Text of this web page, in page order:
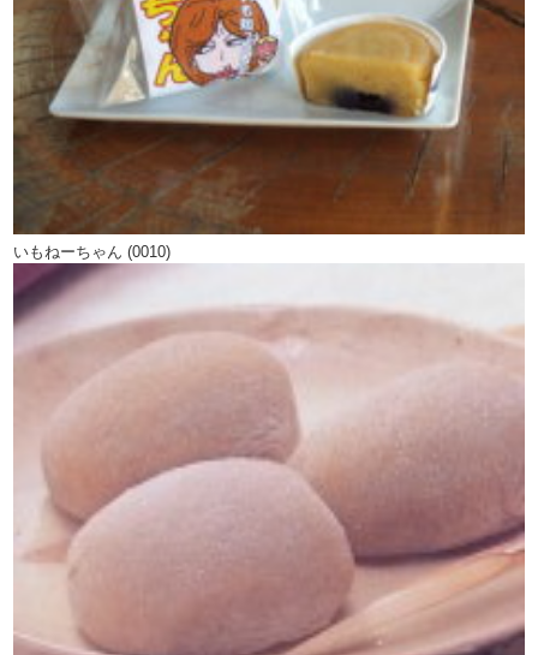
いもねーちゃん (0010)